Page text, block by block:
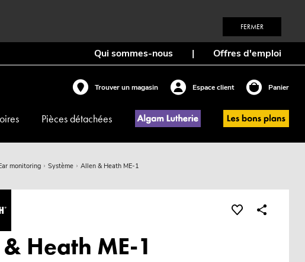
FERMER
Qui sommes-nous | Offres d'emploi
Trouver un magasin Espace client Panier
Pièces détachées
monitoring Système Allen & Heath ME-1
Heath ME-1